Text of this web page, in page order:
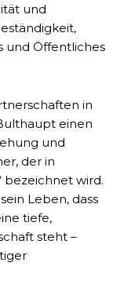
und
und Öffentliches
in
einen
und
der in
bezeichnet wird.
Leben, dass
tiefe,
steht –